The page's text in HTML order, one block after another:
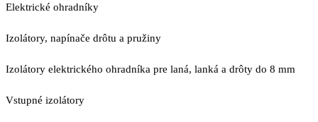
Elektrické ohradníky
Izolátory, napínače drôtu a pružiny
Izolátory elektrického ohradníka pre laná, lanká a drôty do 8 mm
Vstupné izolátory